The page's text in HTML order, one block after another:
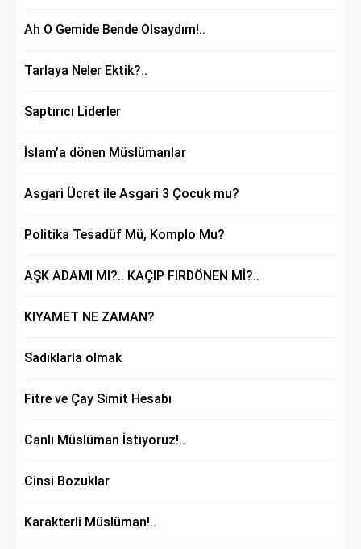
Ah O Gemide Bende Olsaydım!..
Tarlaya Neler Ektik?..
Saptırıcı Liderler
İslam’a dönen Müslümanlar
Asgari Ücret ile Asgari 3 Çocuk mu?
Politika Tesadüf Mü, Komplo Mu?
AŞK ADAMI MI?.. KAÇIP FIRDÖNEN Mİ?..
KIYAMET NE ZAMAN?
Sadıklarla olmak
Fitre ve Çay Simit Hesabı
Canlı Müslüman İstiyoruz!..
Cinsi Bozuklar
Karakterli Müslüman!..